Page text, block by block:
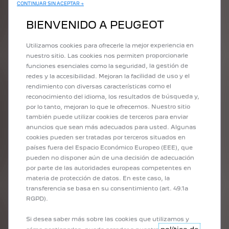
que ofrece una experiencia inspirada en la
son parte del atractivo que hace la diferencia en
como una de las automotrices predilectas de los
colombianos.
POSVENTA CON
CARÁCTER FELINO
Peugeot ofrece para sus vehículos nuevos en el
país una garantía de 5 años o 100.000 km (de 3
años o 100.000 km para los comerciales). Esta
convirtiéndose en un importante diferencial
CONTINUAR SIN ACEPTAR →
BIENVENIDO A PEUGEOT
Utilizamos cookies para ofrecerle la mejor experiencia en
nuestro sitio. Las cookies nos permiten proporcionarle
funciones esenciales como la seguridad, la gestión de
redes y la accesibilidad. Mejoran la facilidad de uso y el
rendimiento con diversas características como el
reconocimiento del idioma, los resultados de búsqueda y,
por lo tanto, mejoran lo que le ofrecemos. Nuestro sitio
también puede utilizar cookies de terceros para enviar
anuncios que sean más adecuados para usted. Algunas
cookies pueden ser tratadas por terceros situados en
países fuera del Espacio Económico Europeo (EEE), que
pueden no disponer aún de una decisión de adecuación
por parte de las autoridades europeas competentes en
materia de protección de datos. En este caso, la
transferencia se basa en su consentimiento (art. 49.1a
RGPD).
Si desea saber más sobre las cookies que utilizamos y